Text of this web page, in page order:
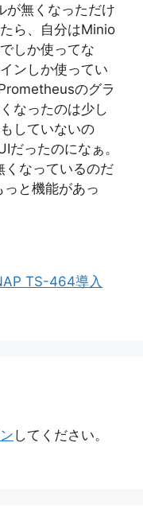
が無くなっただけ
ら、自分はMinio
しか使ってな
ンしか使ってい
のグラ
なったのは少し
していないの
だったのになぁ。
なっているのだ
と機能があっ
TS-464導入
してください。